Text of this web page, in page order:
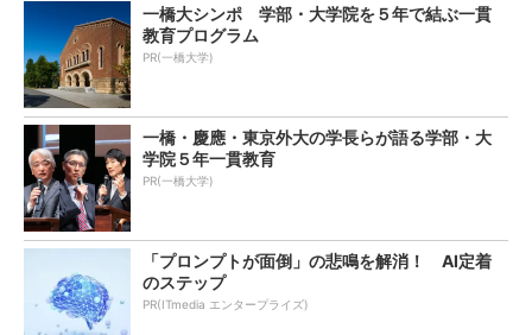
一橋大シンポ 学部・大学院を５年で結ぶ一貫
教育プログラム
PR(一橋大学)
一橋・慶應・東京外大の学長らが語る学部・大
学院５年一貫教育
PR(一橋大学)
「プロンプトが面倒」の悲鳴を解消！ AI定着
のステップ
PR(ITmedia エンタープライズ)